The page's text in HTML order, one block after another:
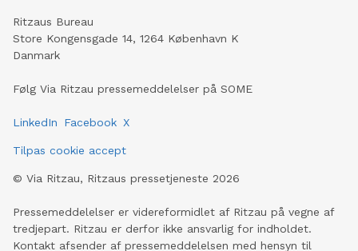
Ritzaus Bureau
Store Kongensgade 14, 1264 København K
Danmark
Følg Via Ritzau pressemeddelelser på SOME
LinkedIn Facebook X
Tilpas cookie accept
© Via Ritzau, Ritzaus pressetjeneste 2026
Pressemeddelelser er videreformidlet af Ritzau på vegne af
tredjepart. Ritzau er derfor ikke ansvarlig for indholdet.
Kontakt afsender af pressemeddelelsen med hensyn til